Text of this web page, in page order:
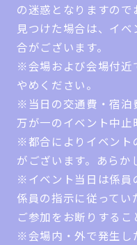
の迷惑となりますの
見つけた場合は、イ
合がございます。
※会場および会場付近
やめください。
※当日の交通費・宿泊
万が一のイベント中止
※都合によりイベント
がございます。あらか
※イベント当日は係員
係員の指示に従って
ご参加をお断りするこ
※会場内・外で発生し